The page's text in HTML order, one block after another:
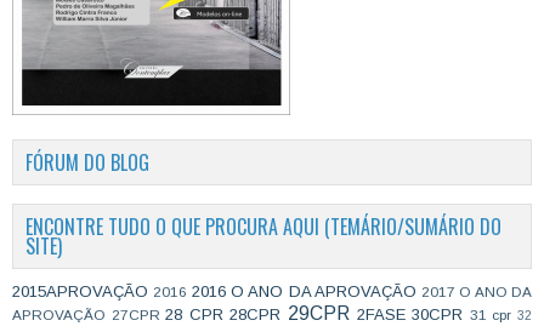
FÓRUM DO BLOG
ENCONTRE TUDO O QUE PROCURA AQUI (TEMÁRIO/SUMÁRIO DO
SITE)
2015APROVAÇÃO 2016 2016 O ANO DA APROVAÇÃO 2017 O ANO DA
APROVAÇÃO 27CPR 28 CPR 28CPR 29CPR 2FASE 30CPR 31 cpr 32